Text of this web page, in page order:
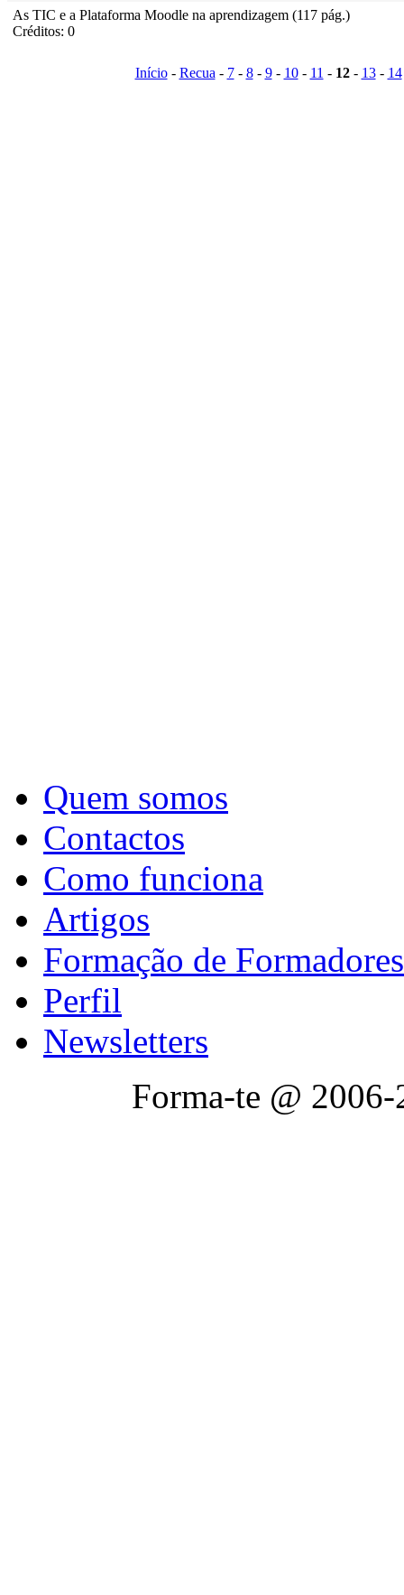
As TIC e a Plataforma Moodle na aprendizagem (117 pág.)
Créditos: 0
Início- Recua- 7- 8- 9- 10- 11 - 12- 13- 14
Quem somos
Contactos
Como funciona
Artigos
Formação de Formadores
Perfil
Newsletters
Forma-te @